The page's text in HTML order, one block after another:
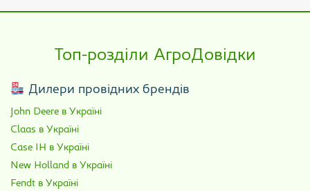
Топ-розділи АгроДовідки
Дилери провідних брендів
John Deere в Україні
Claas в Україні
Case IH в Україні
New Holland в Україні
Fendt в Україні